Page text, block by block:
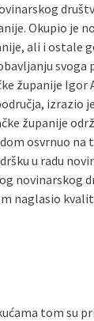
Okupio je
ali i ostale
svoga
županije Igor
izrazio
županije
osvrnuo na
u radu
novinarskog
naglasio
tom su